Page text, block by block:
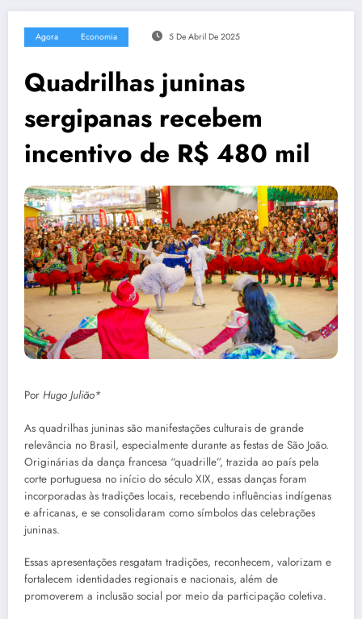
Agora Economia 5 De Abril De 2025
Quadrilhas juninas
sergipanas recebem
incentivo de R$ 480 mil
Por Hugo Julião*
As quadrilhas juninas são manifestações culturais de grande
relevância no Brasil, especialmente durante as festas de São João.
Originárias da dança francesa “quadrille”, trazida ao país pela
corte portuguesa no início do século XIX, essas danças foram
incorporadas às tradições locais, recebendo influências indígenas
e africanas, e se consolidaram como símbolos das celebrações
juninas.
Essas apresentações resgatam tradições, reconhecem, valorizam e
fortalecem identidades regionais e nacionais, além de
promoverem a inclusão social por meio da participação coletiva.